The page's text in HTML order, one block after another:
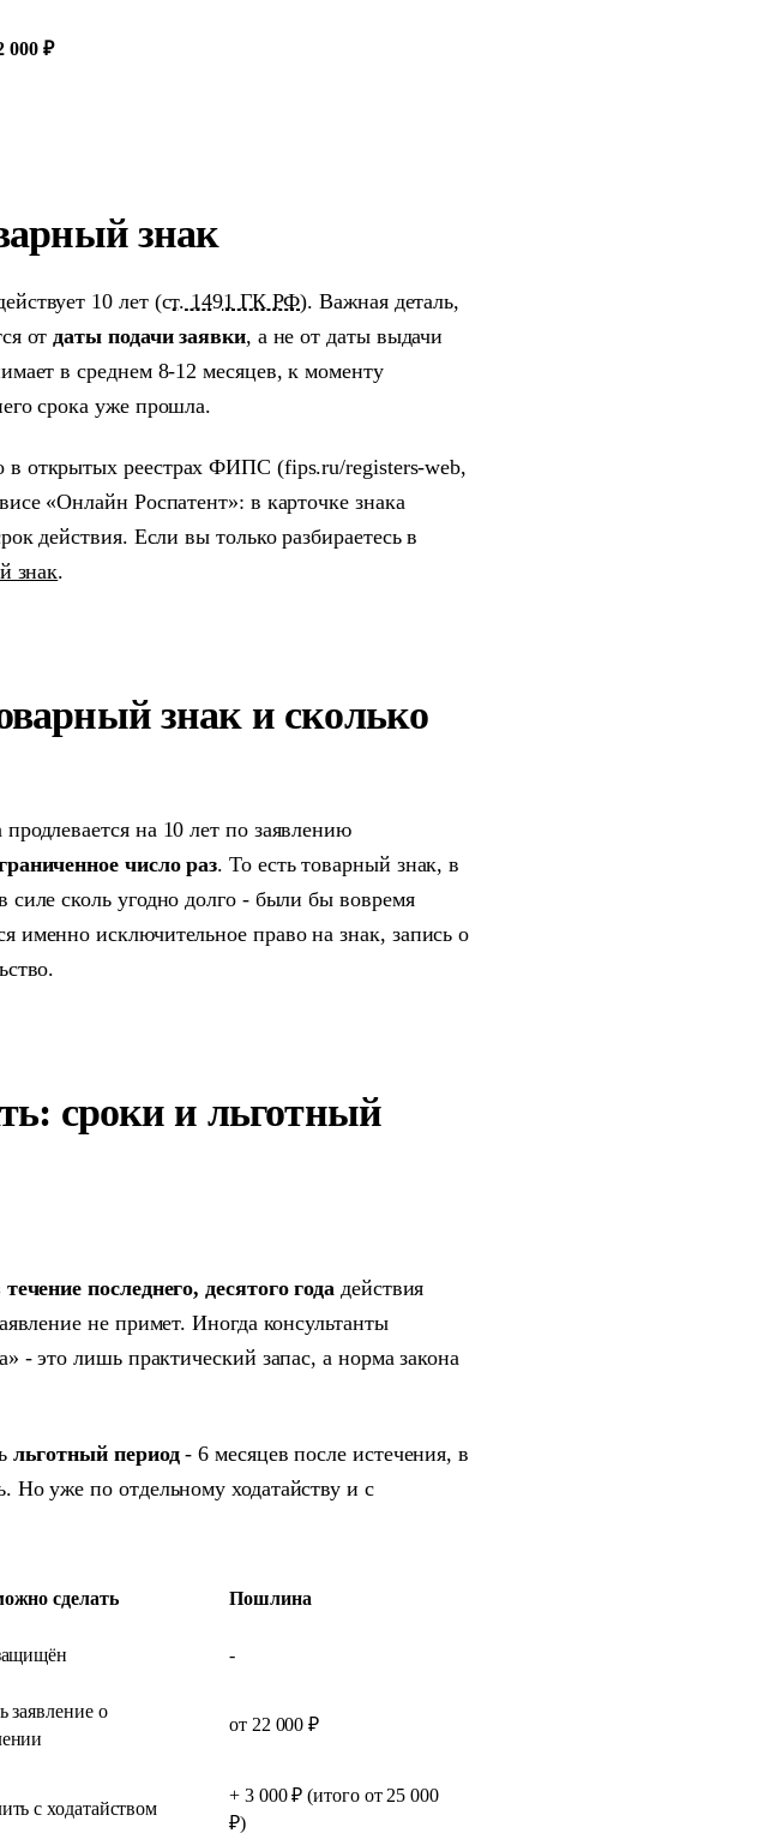
000 ₽
знак
10 лет (ст. 1491 ГК РФ). Важная деталь,
от даты подачи заявки, а не от даты выдачи
в среднем 8-12 месяцев, к моменту
срока уже прошла.
в открытых реестрах ФИПС (fips.ru/registers-web,
«Онлайн Роспатент»: в карточке знака
действия. Если вы только разбираетесь в
знак.
знак и сколько
на 10 лет по заявлению
число раз. То есть товарный знак, в
сколь угодно долго - были бы вовремя
именно исключительное право на знак, запись о
сроки и льготный
течение последнего, десятого года действия
не примет. Иногда консультанты
- это лишь практический запас, а норма закона
льготный период- 6 месяцев после истечения, в
Но уже по отдельному ходатайству и с
сделать Пошлина
-
заявление о
от 22 000 ₽
с ходатайством
+ 3 000 ₽ (итого от 25 000
₽)